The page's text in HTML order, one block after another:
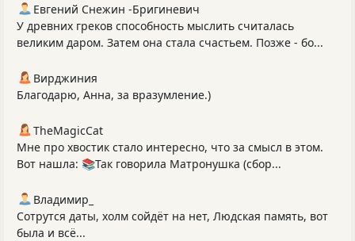
Евгений Снежин -Бригиневич
У древних греков способность мыслить считалась
великим даром. Затем она стала счастьем. Позже - бо...
Вирджиния
Благодарю, Анна, за вразумление.)
TheMagicCat
Мне про хвостик стало интересно, что за смысл в этом.
Вот нашла: 📚Так говорила Матронушка (сбор...
Владимир_
Сотрутся даты, холм сойдёт на нет, Людская память, вот
была и всё...